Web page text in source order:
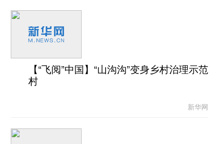
【“飞阅”中国】“山沟沟”变身乡村治理示范
村
新华网